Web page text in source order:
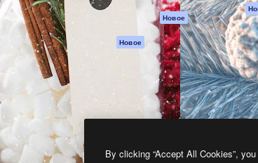
MCP для
Claude/ChatGPT
Новое
Новое
API
приложение
Все инструменты
Magnific
Оригиналы
Политика
cookie
Центр
Партнеры
Предприятие
By clicking “Accept All Cookies”,